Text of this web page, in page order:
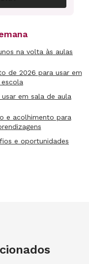
na volta às aulas
de 2026 para usar em
em sala de aula
e acolhimento para
e oportunidades